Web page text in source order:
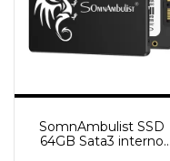
SomnAmbulist SSD
64GB Sata3 interno